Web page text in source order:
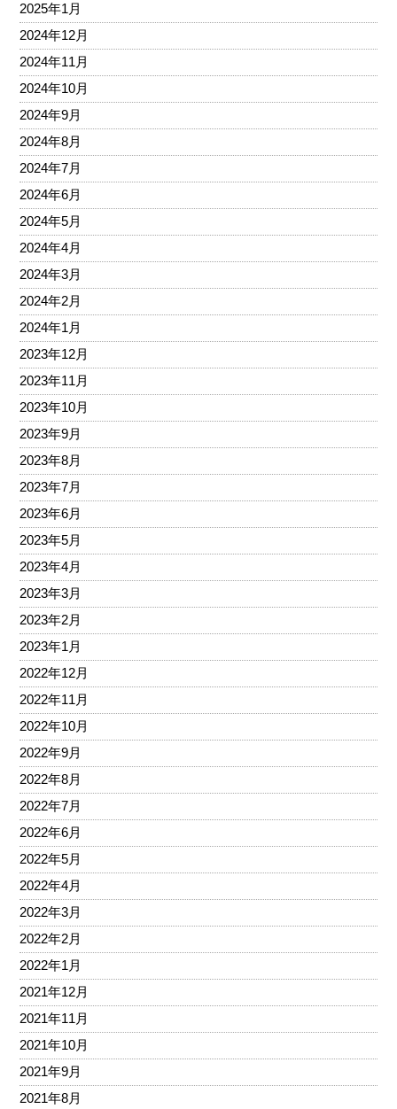
2025年1月
2024年12月
2024年11月
2024年10月
2024年9月
2024年8月
2024年7月
2024年6月
2024年5月
2024年4月
2024年3月
2024年2月
2024年1月
2023年12月
2023年11月
2023年10月
2023年9月
2023年8月
2023年7月
2023年6月
2023年5月
2023年4月
2023年3月
2023年2月
2023年1月
2022年12月
2022年11月
2022年10月
2022年9月
2022年8月
2022年7月
2022年6月
2022年5月
2022年4月
2022年3月
2022年2月
2022年1月
2021年12月
2021年11月
2021年10月
2021年9月
2021年8月